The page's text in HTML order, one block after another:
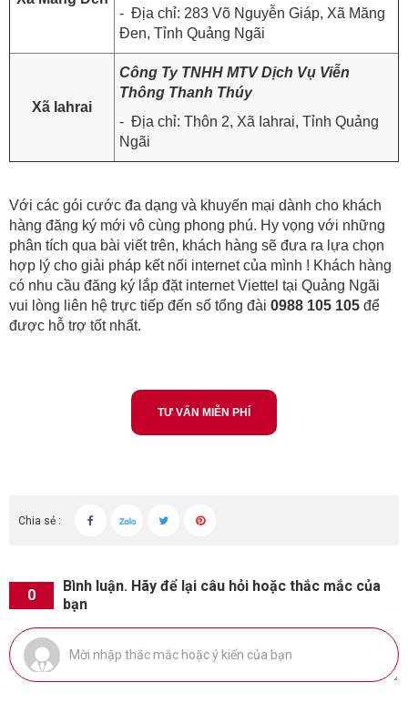
- Địa chỉ: 283 Võ Nguyễn Giáp, Xã Măng
Đen, Tỉnh Quảng Ngãi
Xã Iahrai
Công Ty TNHH MTV Dịch Vụ Viễn
Thông Thanh Thúy
- Địa chỉ: Thôn 2, Xã Iahrai, Tỉnh Quảng
Ngãi
Với các gói cước đa dạng và khuyến mại dành cho khách
hàng đăng ký mới vô cùng phong phú. Hy vọng với những
phân tích qua bài viết trên, khách hàng sẽ đưa ra lựa chọn
hợp lý cho giải pháp kết nối internet của mình ! Khách hàng
có nhu cầu đăng ký lắp đặt internet Viettel tại Quảng Ngãi
vui lòng liên hệ trực tiếp đến số tổng đài 0988 105 105 để
được hỗ trợ tốt nhất.
TƯ VẤN MIỄN PHÍ
Chia sẻ :
0
Bình luận. Hãy để lại câu hỏi hoặc thắc mắc của
bạn